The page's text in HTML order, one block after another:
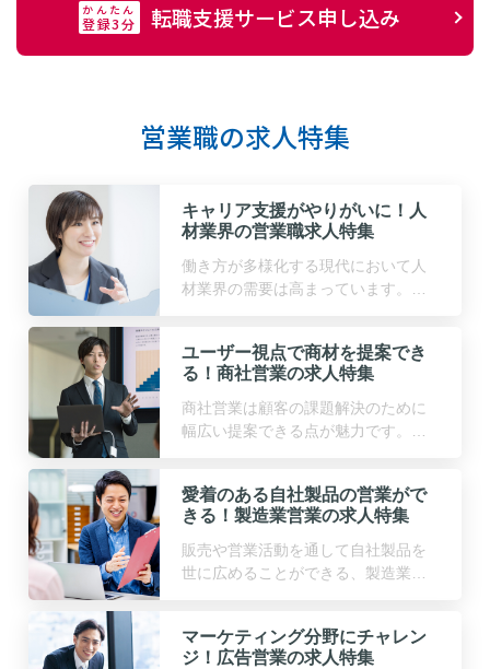
かんたん
登録3分 転職支援サービス申し込み
営業職の求人特集
キャリア支援がやりがいに！人
材業界の営業職求人特集
働き方が多様化する現代において人
材業界の需要は高まっています。社
界の営業職求人をピックアップ！
ユーザー視点で商材を提案でき
る！商社営業の求人特集
商社営業は顧客の課題解決のために
幅広い提案できる点が魅力です。そ
質問もまとめてご紹介
愛着のある自社製品の営業がで
きる！製造業営業の求人特集
販売や営業活動を通して自社製品を
世に広めることができる、製造業営
まとめてご紹介
マーケティング分野にチャレン
ジ！広告営業の求人特集